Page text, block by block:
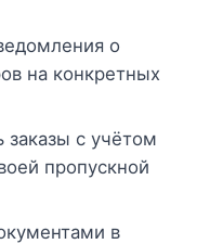
о
на конкретных
с учётом
пропускной
в